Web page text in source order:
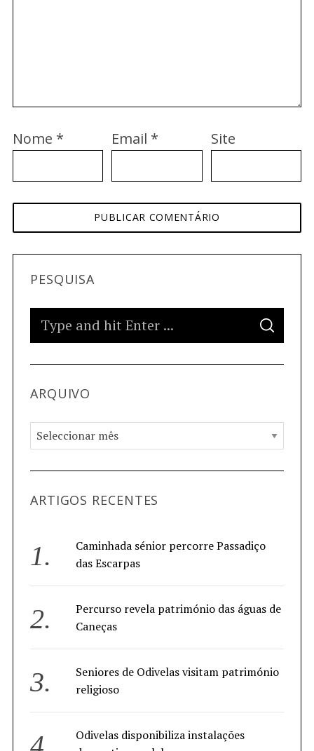
Nome * Email * Site
PESQUISA
ARQUIVO
ARTIGOS RECENTES
Caminhada sénior percorre Passadiço
das Escarpas
Percurso revela património das águas de
Caneças
Seniores de Odivelas visitam património
religioso
Odivelas disponibiliza instalações